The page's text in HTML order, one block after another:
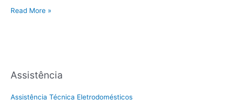
Manutenção
Roupa
Read More »
Assistência
Assistência Técnica Eletrodomésticos